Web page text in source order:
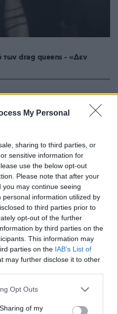
My Personal
sharing to third parties, or
sensitive information for
use the below opt-out
Please note that after your
may continue seeing
information utilized by
to third parties prior to
opt-out of the further
by third parties on the
This information may
parties on the IAB’s List of
may further disclose it to other
app uses one or more Google
behaviour. You may click to
Opt Outs
of my
των drag queens - «Δεν